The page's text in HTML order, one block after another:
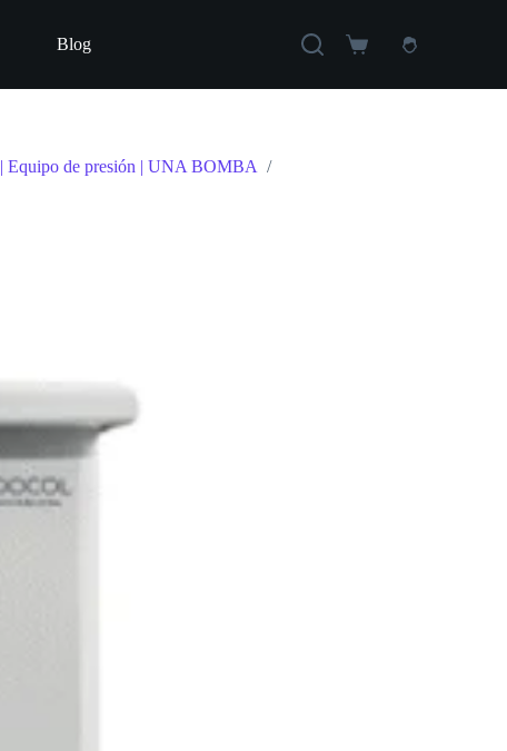
Blog
Carro
compra
Equipo de presión | UNA BOMBA /